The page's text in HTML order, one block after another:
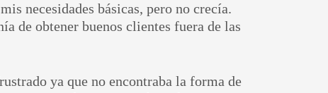
necesidades básicas, pero no crecía.
de obtener buenos clientes fuera de las
ya que no encontraba la forma de